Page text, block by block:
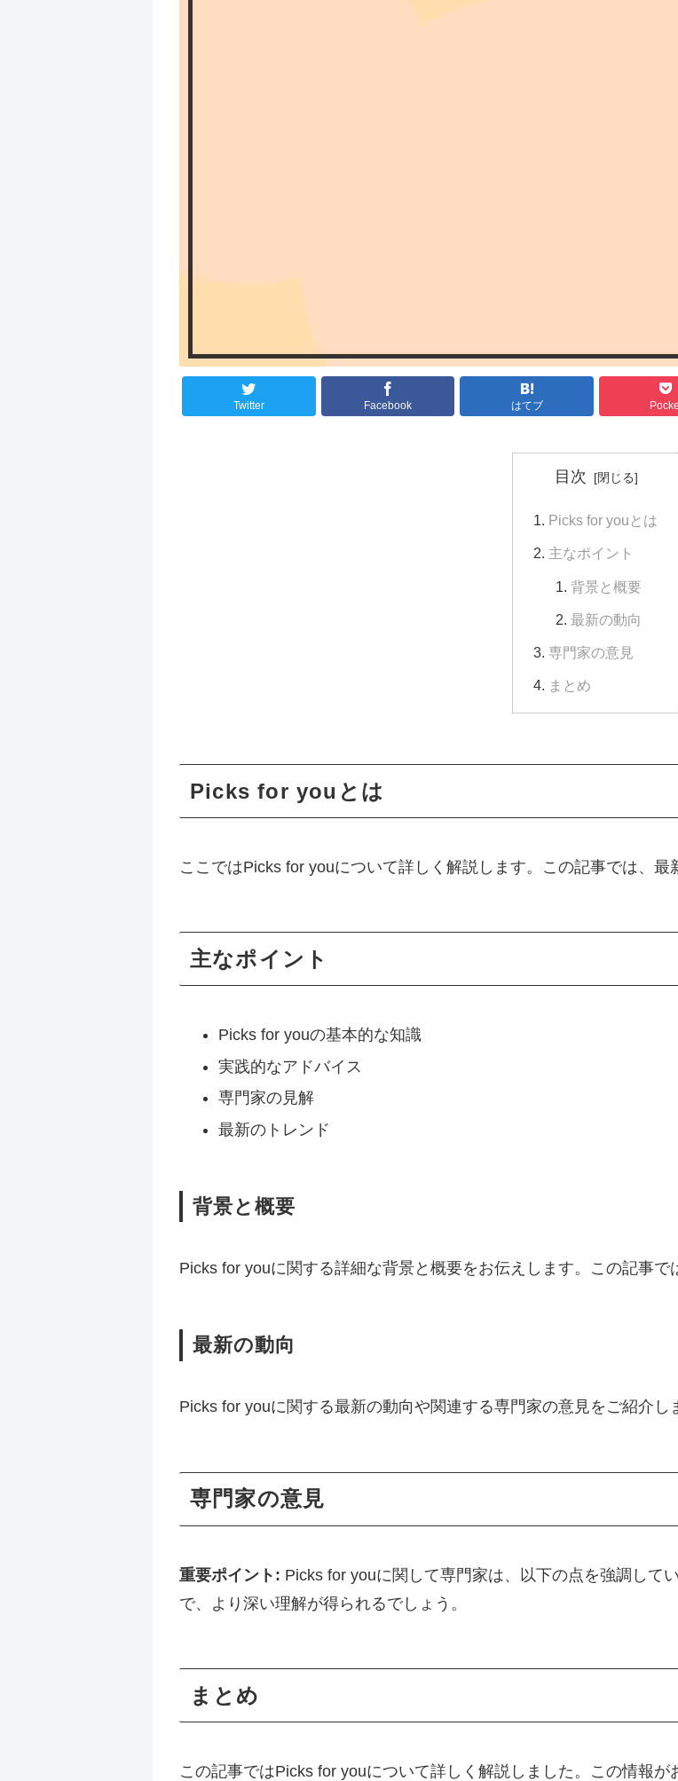
Twitter Facebook はてブ
目次
Picks for youとは
主なポイント
背景と概要
最新の動向
専門家の意見
まとめ
Picks for youとは
ここではPicks for youについて詳しく解説します。この記事では、最
主なポイント
Picks for youの基本的な知識
実践的なアドバイス
専門家の見解
最新のトレンド
背景と概要
Picks for youに関する詳細な背景と概要をお伝えします。この記事で
最新の動向
Picks for youに関する最新の動向や関連する専門家の意見をご紹介し
専門家の意見
重要ポイント: Picks for youに関して専門家は、以下の点を強調して
で、より深い理解が得られるでしょう。
まとめ
この記事ではPicks for youについて詳しく解説しました。この情報